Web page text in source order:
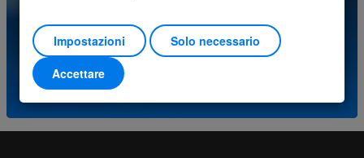
(+31) (0)252-227070
o invia una e-mail a
Impostazioni
Solo necessario
Accettare